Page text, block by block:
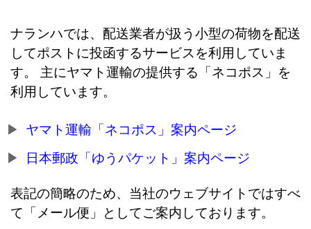
ナランハでは、配送業者が扱う小型の荷物を配送
してポストに投函するサービスを利用していま
す。 主にヤマト運輸の提供する「ネコポス」を
利用しています。
ヤマト運輸「ネコポス」案内ページ
日本郵政「ゆうパケット」案内ページ
表記の簡略のため、当社のウェブサイトではすべ
て「メール便」としてご案内しております。